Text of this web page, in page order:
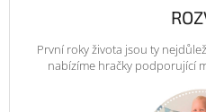
První roky života jsou ty
nabízíme hračky podporující